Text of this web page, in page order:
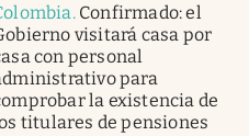
. Confirmado: el
visitará casa por
con personal
para
la existencia de
titulares de pensiones